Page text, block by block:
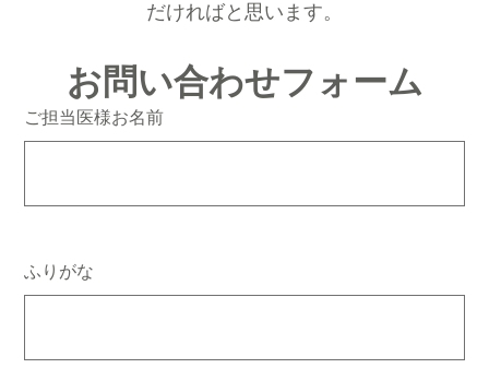
だければと思います。
お問い合わせフォーム
ご担当医様お名前
ふりがな